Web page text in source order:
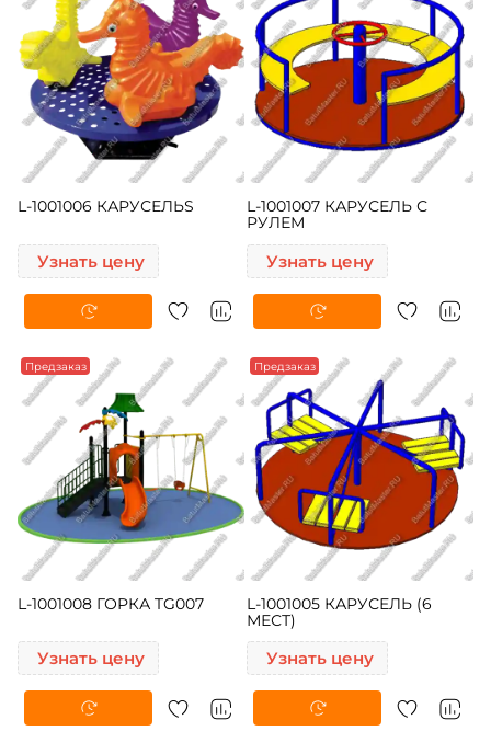
L-1001006 КАРУСЕЛЬS
Узнать цену
L-1001007 КАРУСЕЛЬ С
РУЛЕМ
Узнать цену
Предзаказ
L-1001008 ГОРКА TG007
Узнать цену
Предзаказ
L-1001005 КАРУСЕЛЬ (6
МЕСТ)
Узнать цену